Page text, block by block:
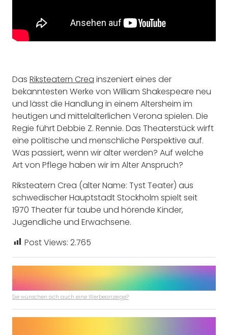
Das Riksteatern Crea inszeniert eines der
bekanntesten Werke von William Shakespeare neu
und lässt die Handlung in einem Altersheim im
heutigen und mittelalterlichen Verona spielen. Die
Regie führt Debbie Z. Rennie. Das Theaterstück wirft
eine politische und menschliche Perspektive auf.
Was passiert, wenn wir älter werden? Auf welche
Art von Pflege haben wir im Alter Anspruch?
Riksteatern Crea (alter Name: Tyst Teater) aus
schwedischer Hauptstadt Stockholm spielt seit
1970 Theater für taube und hörende Kinder,
Jugendliche und Erwachsene.
Post Views: 2.765
Sie wünschen sich auch eine Werbeanzeige?